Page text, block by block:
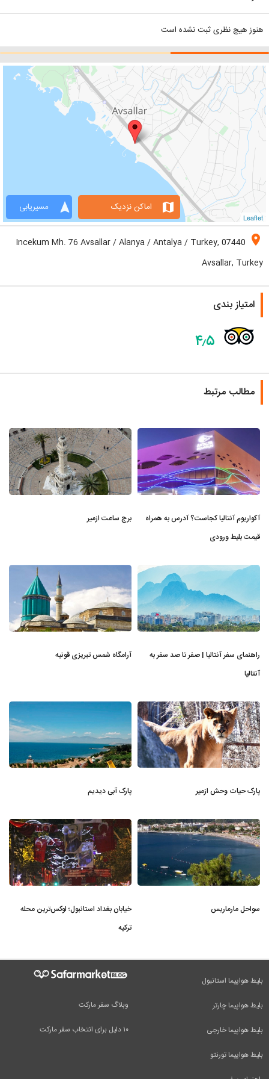
هنوز هیچ نظری ثبت نشده است
Leaflet
navigation مسیریابی map اماکن نزدیک
location_on
Incekum Mh. 76 Avsallar / Alanya / Antalya / Turkey, 07440
Avsallar, Turkey
امتیاز بندی
۴٫۵
مطالب مرتبط
آکواریوم آنتالیا کجاست؟ آدرس به همراه
قیمت بلیط ورودی
برج ساعت ازمیر
راهنمای سفر آنتالیا | صفر تا صد سفر به
آنتالیا
آرامگاه شمس تبریزی قونیه
پارک حیات وحش ازمیر پارک آبی دیدیم
سواحل مارماریس
خیابان بغداد استانبول؛ لوکس‌ترین محله
ترکیه
وبلاگ سفر مارکت
۱۰ دلیل برای انتخاب سفر مارکت
بلیط هواپیما استانبول
بلیط هواپیما چارتر
بلیط هواپیما خارجی
بلیط هواپیما تورنتو